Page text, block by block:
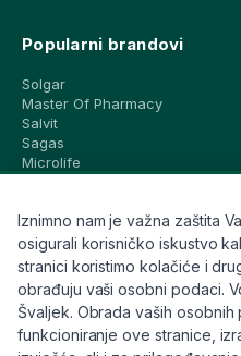
Popularni brandovi
Solgar
Master Of Pharmacy
Salvit
Sagas
Microlife
CeraVe
Eucerin
Avene
Bioderma
Svi brandovi
Iznimno nam je važna zaštita
osigurali korisničko iskustvo
stranici koristimo kolačiće i
obrađuju vaši osobni podaci.
Švaljek. Obrada vaših
funkcioniranje ove stranice,